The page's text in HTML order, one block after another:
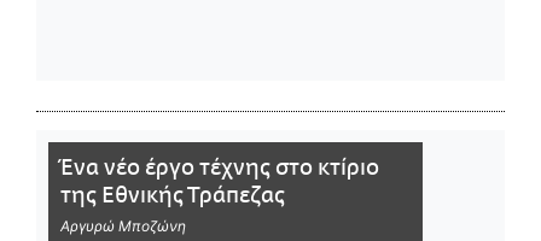
Ένα νέο έργο τέχνης στο κτίριο
της Εθνικής Τράπεζας
Αργυρώ Μποζώνη